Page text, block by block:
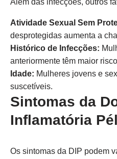
Além das infecções, outros
Atividade Sexual Sem
desprotegidas aumenta a
Histórico de Infecções:
anteriormente têm maior
Idade: Mulheres jovens e
suscetíveis.
Sintomas da
Inflamatória
Os sintomas da DIP podem